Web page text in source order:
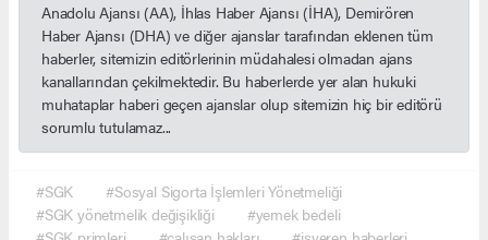
Anadolu Ajansı (AA), İhlas Haber Ajansı (İHA), Demirören
Haber Ajansı (DHA) ve diğer ajanslar tarafından eklenen tüm
haberler, sitemizin editörlerinin müdahalesi olmadan ajans
kanallarından çekilmektedir. Bu haberlerde yer alan hukuki
muhataplar haberi geçen ajanslar olup sitemizin hiç bir editörü
sorumlu tutulamaz...
#SGK
#Sosyal Sigorta İşlemleri Yönetmeliği
#SGK yönetmelik değişikliği
#yemek bedeli